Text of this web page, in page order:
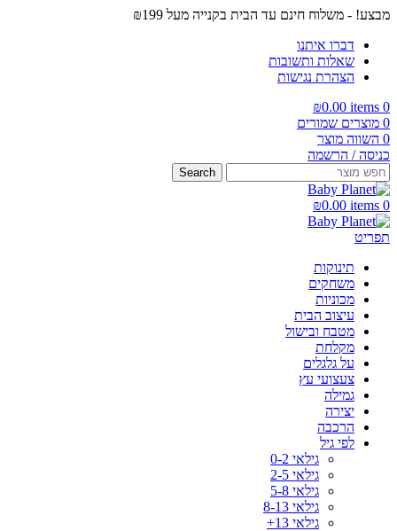
מבצע! - משלוח חינם עד הבית בקנייה מעל ₪199
דברו איתנו
שאלות ותשובות
הצהרת נגישות
0
items
₪0.00
0 מוצרים שמורים
0 השווה מוצר
כניסה / הרשמה
Search
0
items
₪0.00
תפריט
תינוקות
משחקים
מכוניות
עיצוב הבית
מטבח ובישול
מקלחת
על גלגלים
צעצועי עץ
גמילה
יצירה
הרכבה
לפי גיל
גילאי 0-2
גילאי 2-5
גילאי 5-8
גילאי 8-13
גילאי 13+